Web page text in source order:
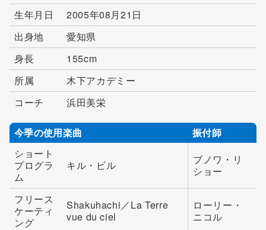
生年月日
2005年08月21日
出身地
愛知県
身長
155cm
所属
木下アカデミー
コーチ
浜田美栄
今季の使用楽曲
振付師
ショート
プログラ
ム
キル・ビル
ブノワ・リ
ショー
フリース
ケーティ
ング
Shakuhachi／La Terre
vue du ciel
ローリー・
ニコル